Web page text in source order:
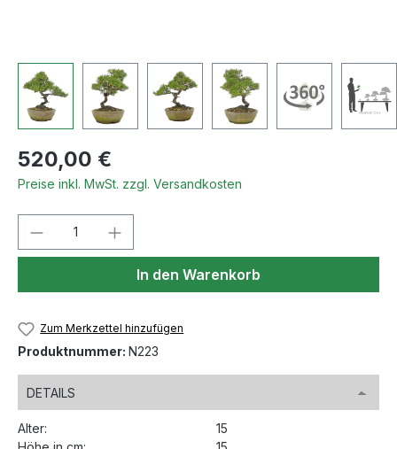
Regulärer Preis:
520,00 €
Preise inkl. MwSt. zzgl. Versandkosten
Produkt Anzahl: Gib den
In den Warenkorb
Zum Merkzettel hinzufügen
Produktnummer: N223
DETAILS
Alter:
15